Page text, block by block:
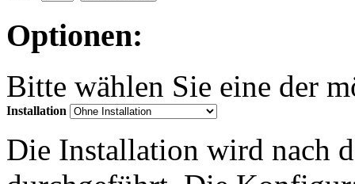
Optionen:
Bitte wählen Sie eine der
Installation
Die Installation wird nach